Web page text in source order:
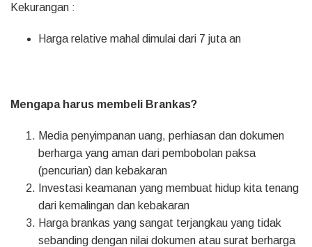
Kekurangan :
Harga relative mahal dimulai dari 7 juta an
Mengapa harus membeli Brankas?
Media penyimpanan uang, perhiasan dan dokumen
berharga yang aman dari pembobolan paksa
(pencurian) dan kebakaran
Investasi keamanan yang membuat hidup kita tenang
dari kemalingan dan kebakaran
Harga brankas yang sangat terjangkau yang tidak
sebanding dengan nilai dokumen atau surat berharga